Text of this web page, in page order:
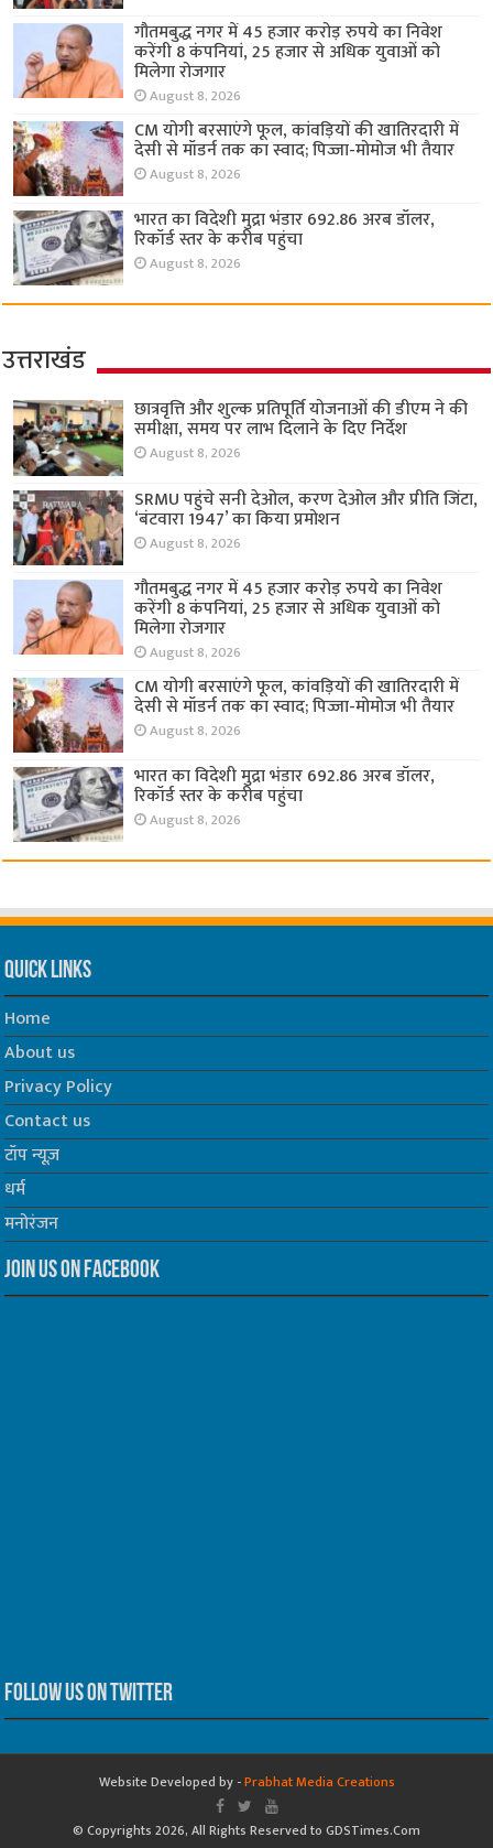
गौतमबुद्ध नगर में 45 हजार करोड़ रुपये का निवेश
करेंगी 8 कंपनियां, 25 हजार से अधिक युवाओं को
मिलेगा रोजगार
August 8, 2026
CM योगी बरसाएंगे फूल, कांवड़ियों की खातिरदारी में
देसी से मॉडर्न तक का स्वाद; पिज्जा-मोमोज भी तैयार
August 8, 2026
भारत का विदेशी मुद्रा भंडार 692.86 अरब डॉलर,
रिकॉर्ड स्तर के करीब पहुंचा
August 8, 2026
उत्तराखंड
छात्रवृत्ति और शुल्क प्रतिपूर्ति योजनाओं की डीएम ने की
समीक्षा, समय पर लाभ दिलाने के दिए निर्देश
August 8, 2026
SRMU पहुंचे सनी देओल, करण देओल और प्रीति जिंटा,
‘बंटवारा 1947’ का किया प्रमोशन
August 8, 2026
गौतमबुद्ध नगर में 45 हजार करोड़ रुपये का निवेश
करेंगी 8 कंपनियां, 25 हजार से अधिक युवाओं को
मिलेगा रोजगार
August 8, 2026
CM योगी बरसाएंगे फूल, कांवड़ियों की खातिरदारी में
देसी से मॉडर्न तक का स्वाद; पिज्जा-मोमोज भी तैयार
August 8, 2026
भारत का विदेशी मुद्रा भंडार 692.86 अरब डॉलर,
रिकॉर्ड स्तर के करीब पहुंचा
August 8, 2026
Quick Links
Home
About us
Privacy Policy
Contact us
टॉप न्यूज़
धर्म
मनोरंजन
Join us on Facebook
Follow us on Twitter
Website Developed by -Prabhat Media Creations
© Copyrights 2026, All Rights Reserved to GDSTimes.Com